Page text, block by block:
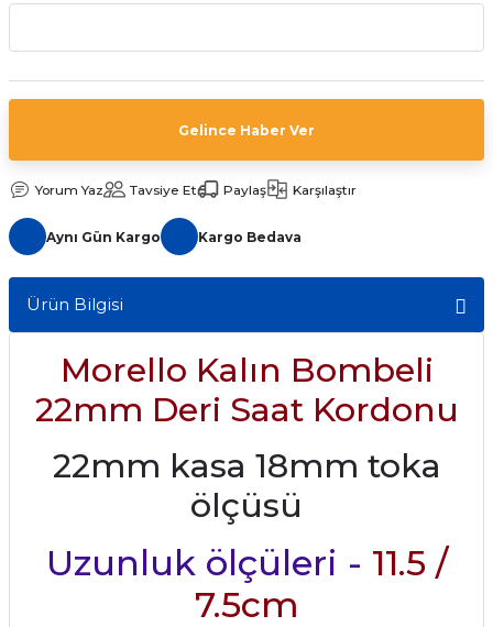
Gelince Haber Ver
Yorum Yaz Tavsiye Et Paylaş Karşılaştır
Aynı Gün Kargo Kargo Bedava
Ürün Bilgisi
Morello Kalın Bombeli
22mm Deri Saat Kordonu
22mm kasa 18mm toka
ölçüsü
Uzunluk ölçüleri - 11.5 /
7.5cm